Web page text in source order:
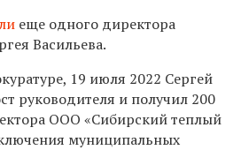
еще одного директора
Васильева.
19 июля 2022 Сергей
руководителя и получил 200
ООО «Сибирский теплый
муниципальных